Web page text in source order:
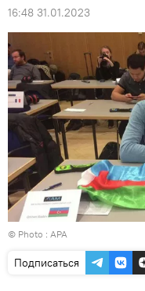
16:48 31.01.2023
© Photo : APA
Подписаться